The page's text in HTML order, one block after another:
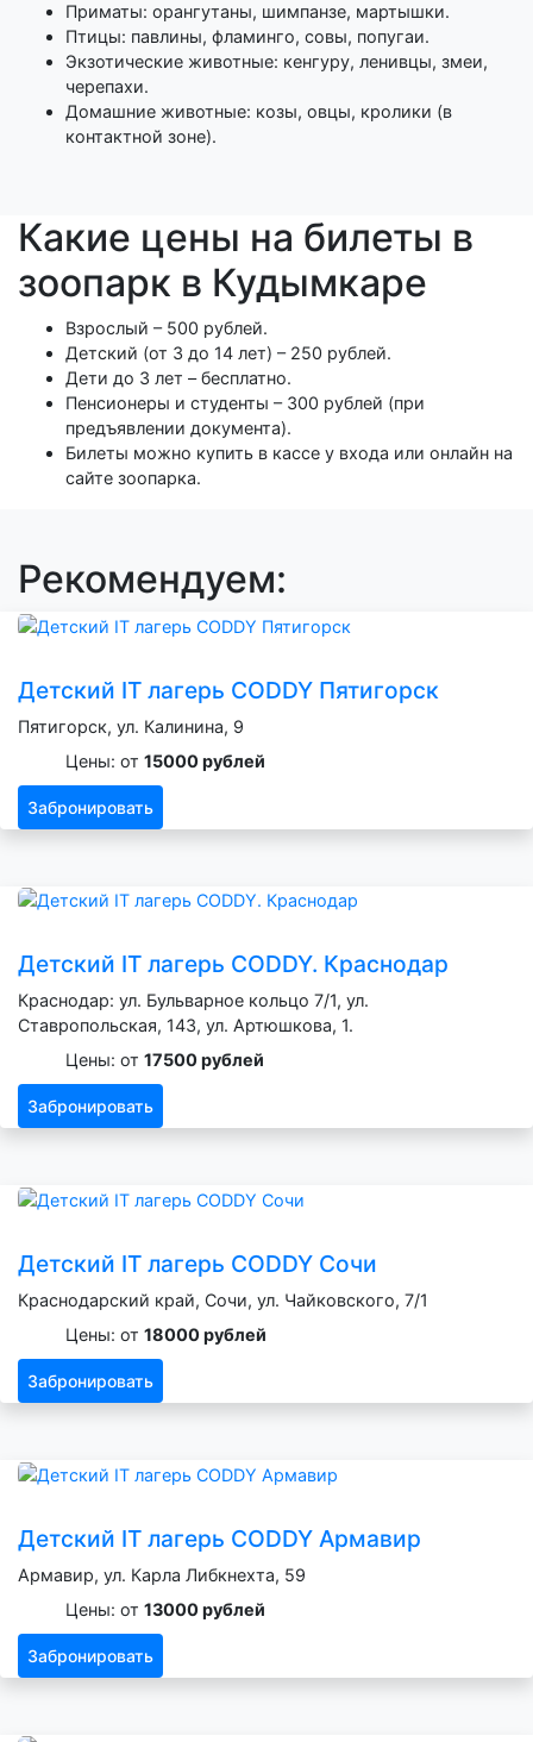
Приматы: орангутаны, шимпанзе, мартышки.
Птицы: павлины, фламинго, совы, попугаи.
Экзотические животные: кенгуру, ленивцы, змеи,
черепахи.
Домашние животные: козы, овцы, кролики (в
контактной зоне).
Какие цены на билеты в
зоопарк в Кудымкаре
Взрослый – 500 рублей.
Детский (от 3 до 14 лет) – 250 рублей.
Дети до 3 лет – бесплатно.
Пенсионеры и студенты – 300 рублей (при
предъявлении документа).
Билеты можно купить в кассе у входа или онлайн на
сайте зоопарка.
Рекомендуем:
Детский IT лагерь CODDY Пятигорск
Пятигорск, ул. Калинина, 9
Цены: от 15000 рублей
Забронировать
Детский IT лагерь CODDY. Краснодар
Краснодар: ул. Бульварное кольцо 7/1, ул.
Ставропольская, 143, ул. Артюшкова, 1.
Цены: от 17500 рублей
Забронировать
Детский IT лагерь CODDY Сочи
Краснодарский край, Сочи, ул. Чайковского, 7/1
Цены: от 18000 рублей
Забронировать
Детский IT лагерь CODDY Армавир
Армавир, ул. Карла Либкнехта, 59
Цены: от 13000 рублей
Забронировать